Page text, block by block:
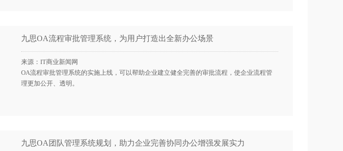
九思OA流程审批管理系统，为用户打造出全新办公场景
来源：IT商业新闻网
OA流程审批管理系统的实施上线，可以帮助企业建立健全完善的审批流程，使企业流程管
理更加公开、透明。
九思OA团队管理系统规划，助力企业完善协同办公增强发展实力